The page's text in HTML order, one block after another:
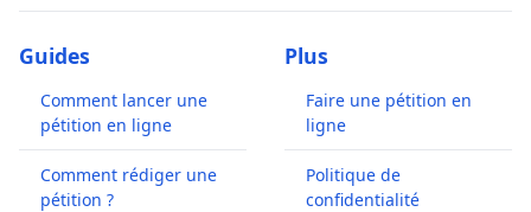
Guides
Comment lancer une
pétition en ligne
Comment rédiger une
pétition ?
Plus
Faire une pétition en
ligne
Politique de
confidentialité